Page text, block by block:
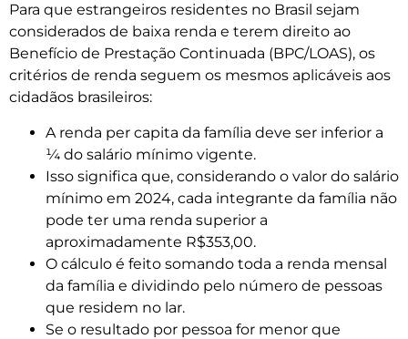
Para que estrangeiros residentes no Brasil sejam
considerados de baixa renda e terem direito ao
Benefício de Prestação Continuada (BPC/LOAS), os
critérios de renda seguem os mesmos aplicáveis aos
cidadãos brasileiros:
A renda per capita da família deve ser inferior a
¼ do salário mínimo vigente.
Isso significa que, considerando o valor do salário
mínimo em 2024, cada integrante da família não
pode ter uma renda superior a
aproximadamente R$353,00.
O cálculo é feito somando toda a renda mensal
da família e dividindo pelo número de pessoas
que residem no lar.
Se o resultado por pessoa for menor que